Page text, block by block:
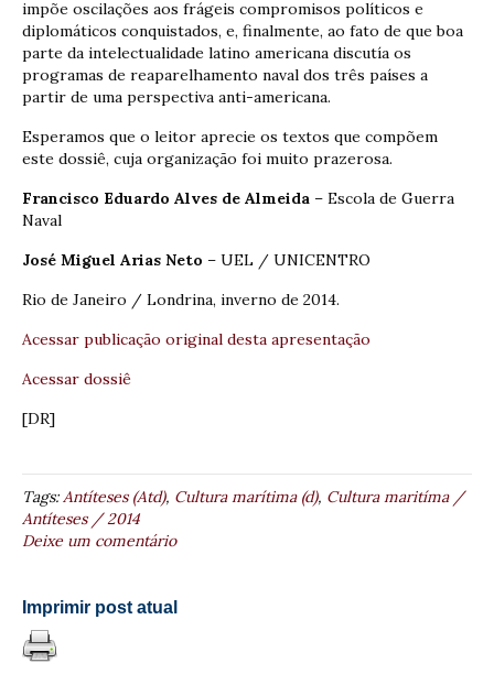
impõe oscilações aos frágeis compromisos políticos e
diplomáticos conquistados, e, finalmente, ao fato de que boa
parte da intelectualidade latino americana discutía os
programas de reaparelhamento naval dos três países a
partir de uma perspectiva anti-americana.
Esperamos que o leitor aprecie os textos que compõem
este dossiê, cuja organização foi muito prazerosa.
Francisco Eduardo Alves de Almeida – Escola de Guerra
Naval
José Miguel Arias Neto – UEL / UNICENTRO
Rio de Janeiro / Londrina, inverno de 2014.
Acessar publicação original desta apresentação
Acessar dossiê
[DR]
Tags:Antíteses (Atd), Cultura marítima (d), Cultura maritíma /
Antíteses / 2014
Deixe um comentário
Imprimir post atual